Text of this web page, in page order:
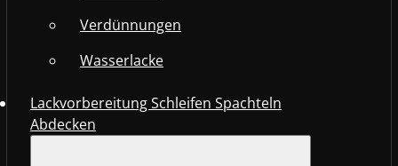
Verdünnungen
Wasserlacke
Lackvorbereitung Schleifen Spachteln
Abdecken